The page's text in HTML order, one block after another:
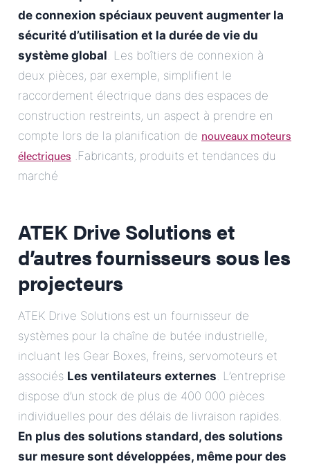
de connexion spéciaux peuvent augmenter la
sécurité d’utilisation et la durée de vie du
système global. Les boîtiers de connexion à
deux pièces, par exemple, simplifient le
raccordement électrique dans des espaces de
construction restreints, un aspect à prendre en
compte lors de la planification de nouveaux moteurs
électriques .Fabricants, produits et tendances du
marché
ATEK Drive Solutions et
d’autres fournisseurs sous les
projecteurs
ATEK Drive Solutions est un fournisseur de
systèmes pour la chaîne de butée industrielle,
incluant les Gear Boxes, freins, servomoteurs et
associés Les ventilateurs externes. L’entreprise
dispose d’un stock de plus de 400 000 pièces
individuelles pour des délais de livraison rapides.
En plus des solutions standard, des solutions
sur mesure sont développées, même pour des